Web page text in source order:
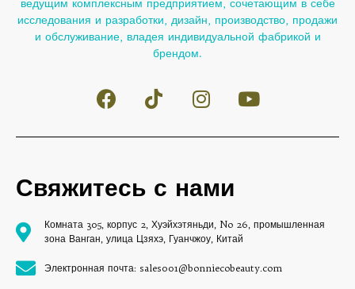
ведущим комплексным предприятием, сочетающим в себе
исследования и разработки, дизайн, производство, продажи
и обслуживание, владея индивидуальной фабрикой и
брендом.
Свяжитесь с нами
Комната 305, корпус 2, Хуэйхэтяньди, No 26, промышленная
зона Ванган, улица Цзяхэ, Гуанчжоу, Китай
Электронная почта: sales001@bonniecobeauty.com